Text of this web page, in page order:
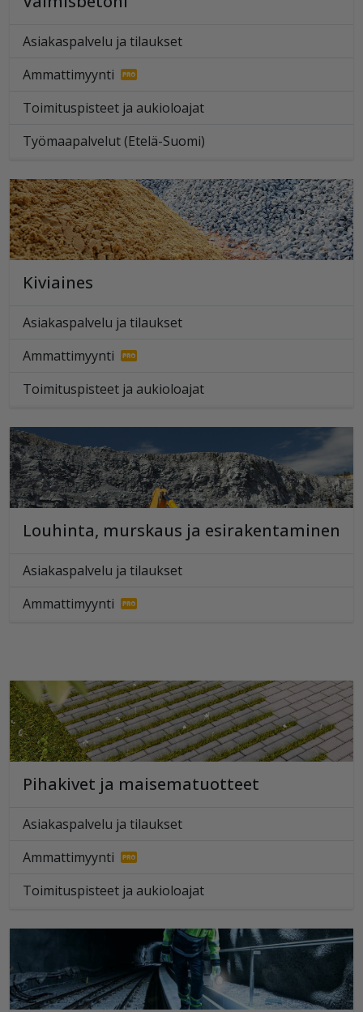
Asiakaspalvelu ja tilaukset
Ammattimyynti
Toimituspisteet ja aukioloajat
Työmaapalvelut (Etelä-Suomi)
Kiviaines
Asiakaspalvelu ja tilaukset
Ammattimyynti
Toimituspisteet ja aukioloajat
Louhinta, murskaus ja esirakentaminen
Asiakaspalvelu ja tilaukset
Ammattimyynti
Pihakivet ja maisematuotteet
Asiakaspalvelu ja tilaukset
Ammattimyynti
Toimituspisteet ja aukioloajat